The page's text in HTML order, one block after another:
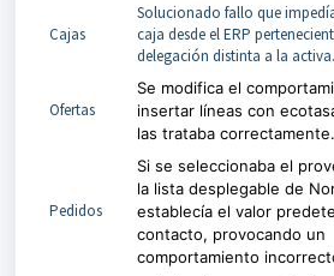
Cajas
Solucionado fallo que
caja desde el ERP
delegación distinta a la activa.
Ofertas
Se modifica el
insertar líneas con
las trataba correctamente.
Pedidos
Si se seleccionaba el
la lista desplegable de
establecía el valor
contacto, provocando un
comportamiento